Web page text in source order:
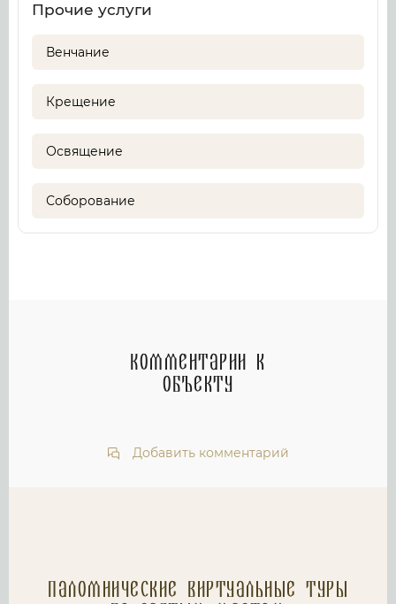
Прочие услуги
Венчание
Крещение
Освящение
Соборование
Комментарии к
объекту
Добавить комментарий
Паломнические Виртуальные туры